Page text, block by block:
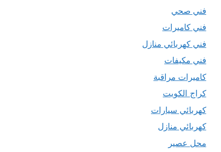
فني صحي
فني كاميرات
فني كهربائي منازل
فني مكيفات
كاميرات مراقبة
كراج الكويت
كهربائي سيارات
كهربائي منازل
محل عصير